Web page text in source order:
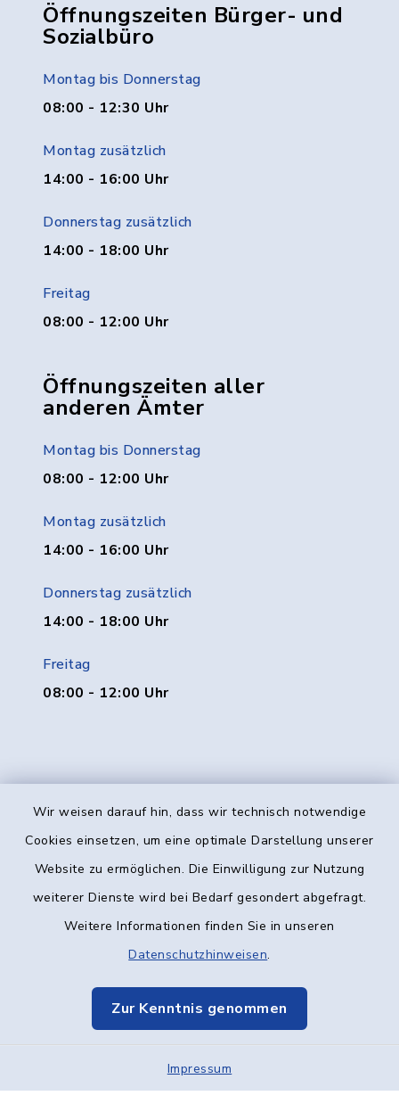
Wir weisen darauf hin, dass wir technisch notwendige
Cookies einsetzen, um eine optimale Darstellung unserer
Website zu ermöglichen. Die Einwilligung zur Nutzung
weiterer Dienste wird bei Bedarf gesondert abgefragt.
Weitere Informationen finden Sie in unseren
Datenschutzhinweisen.
Zur Kenntnis genommen
Impressum
Öffnungszeiten Bürger- und
Sozialbüro
Montag bis Donnerstag
08:00 - 12:30 Uhr
Montag zusätzlich
14:00 - 16:00 Uhr
Donnerstag zusätzlich
14:00 - 18:00 Uhr
Freitag
08:00 - 12:00 Uhr
Öffnungszeiten aller
anderen Ämter
Montag bis Donnerstag
08:00 - 12:00 Uhr
Montag zusätzlich
14:00 - 16:00 Uhr
Donnerstag zusätzlich
14:00 - 18:00 Uhr
Freitag
08:00 - 12:00 Uhr
Kontakt
Datenschutz
Elektronische Kommunikation
Sitemap